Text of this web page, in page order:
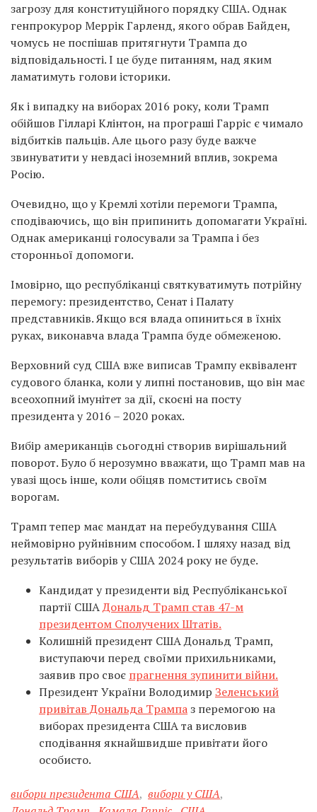
загрозу для конституційного порядку США. Однак
генпрокурор Меррік Гарленд, якого обрав Байден,
чомусь не поспішав притягнути Трампа до
відповідальності. І це буде питанням, над яким
ламатимуть голови історики.
Як і випадку на виборах 2016 року, коли Трамп
обійшов Гілларі Клінтон, на програші Гарріс є чимало
відбитків пальців. Але цього разу буде важче
звинуватити у невдасі іноземний вплив, зокрема
Росію.
Очевидно, що у Кремлі хотіли перемоги Трампа,
сподіваючись, що він припинить допомагати Україні.
Однак американці голосували за Трампа і без
сторонньої допомоги.
Імовірно, що республіканці святкуватимуть потрійну
перемогу: президентство, Сенат і Палату
представників. Якщо вся влада опиниться в їхніх
руках, виконавча влада Трампа буде обмеженою.
Верховний суд США вже виписав Трампу еквівалент
судового бланка, коли у липні постановив, що він має
всеохопний імунітет за дії, скоєні на посту
президента у 2016 – 2020 роках.
Вибір американців сьогодні створив вирішальний
поворот. Було б нерозумно вважати, що Трамп мав на
увазі щось інше, коли обіцяв помститись своїм
ворогам.
Трамп тепер має мандат на перебудування США
неймовірно руйнівним способом. І шляху назад від
результатів виборів у США 2024 року не буде.
Кандидат у президенти від Республіканської
партії СШАДональд Трамп став 47-м
президентом Сполучених Штатів.
Колишній президент США Дональд Трамп,
виступаючи перед своїми прихильниками,
заявив про своє прагнення зупинити війни.
Президент України Володимир Зеленський
привітав Дональда Трампаз перемогою на
виборах президента США та висловив
сподівання якнайшвидше привітати його
особисто.
вибори президента США, вибори у США,